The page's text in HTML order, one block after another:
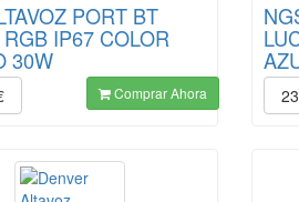
PORT BT
IP67 COLOR
30W
Comprar Ahora